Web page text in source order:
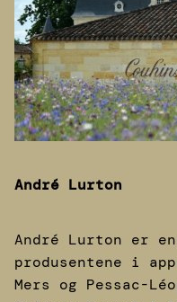
André Lurton
André Lurton er
produsentene i
Mers og Pessac-